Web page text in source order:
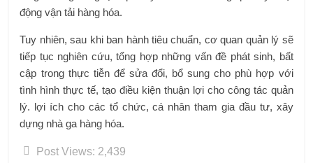
động vận tải hàng hóa.
Tuy nhiên, sau khi ban hành tiêu chuẩn, cơ quan quản lý sẽ
tiếp tục nghiên cứu, tổng hợp những vấn đề phát sinh, bất
cập trong thực tiễn để sửa đổi, bổ sung cho phù hợp với
tình hình thực tế, tạo điều kiện thuận lợi cho công tác quản
lý. lợi ích cho các tổ chức, cá nhân tham gia đầu tư, xây
dựng nhà ga hàng hóa.
Post Views: 2,439